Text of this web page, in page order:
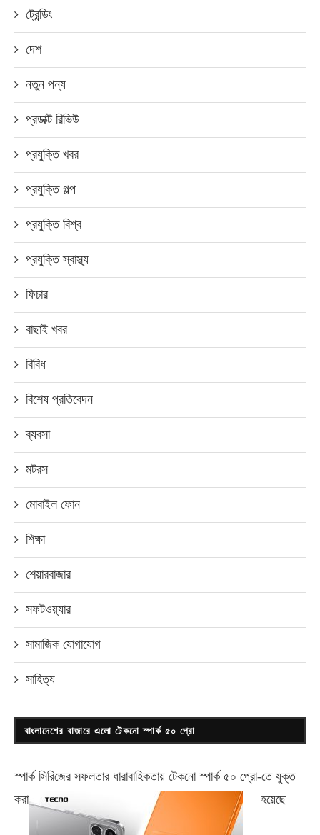
ট্রেন্ডিং
দেশ
নতুন পন্য
প্রডাক্ট রিভিউ
প্রযুক্তি খবর
প্রযুক্তি গল্প
প্রযুক্তি বিশ্ব
প্রযুক্তি স্বাস্থ্য
ফিচার
বাছাই খবর
বিবিধ
বিশেষ প্রতিবেদন
ব্যবসা
মটরস
মোবাইল ফোন
শিক্ষা
শেয়ারবাজার
সফটওয়্যার
সামাজিক যোগাযোগ
সাহিত্য
বাংলাদেশের বাজারে এলো টেকনো স্পার্ক ৫০ প্রো
স্পার্ক সিরিজের সফলতার ধারাবাহিকতায় টেকনোস্পার্ক ৫০ প্রো-তে যুক্ত
করা
হয়েছে